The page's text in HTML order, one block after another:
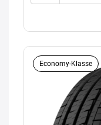
Economy-Klasse